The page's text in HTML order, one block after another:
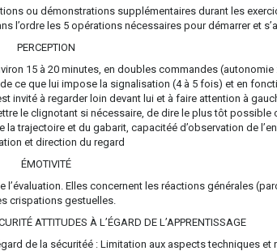
ou démonstrations supplémentaires durant les
l’ordre les 5 opérations nécessaires pour démarrer et
PERCEPTION
15 à 20 minutes, en doubles commandes
ce que lui impose la signalisation (4 à 5 fois) et en
invité à regarder loin devant lui et à faire attention à
le clignotant si nécessaire, de dire le plus tôt possible
trajectoire et du gabarit, capacitéé d’observation de
et direction du regard
ÉMOTIVITÉ
Elles concernent les réactions générales
crispations gestuelles.
ATTITUDES À L’ÉGARD DE L’APPRENTISSAGE
de la sécuritéé : Limitation aux aspects techniques et